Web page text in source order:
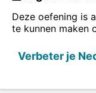
Deze oefening is
te kunnen maken
Verbeter je